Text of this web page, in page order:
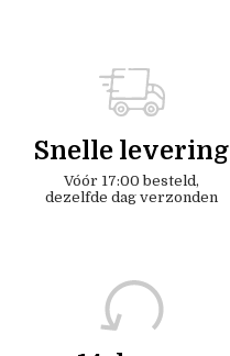
Snelle levering
Vóór 17:00 besteld,
dezelfde dag verzonden